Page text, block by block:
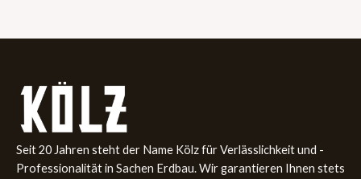
Seit 20 Jahren steht der Name Kölz für Verlässlichkeit und ­
Professionalität in Sachen Erdbau. Wir garantieren Ihnen stets